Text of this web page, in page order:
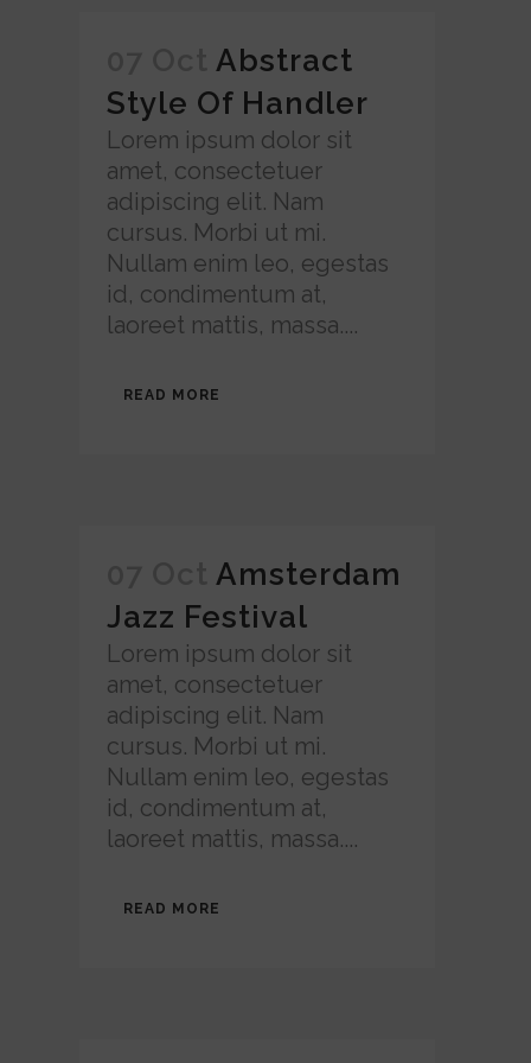
Abstract
Style Of Handler
Lorem ipsum dolor sit
amet, consectetuer
adipiscing elit. Nam
cursus. Morbi ut mi.
Nullam enim leo, egestas
id, condimentum at,
laoreet mattis, massa....
READ MORE
Amsterdam
Jazz Festival
Lorem ipsum dolor sit
amet, consectetuer
adipiscing elit. Nam
cursus. Morbi ut mi.
Nullam enim leo, egestas
id, condimentum at,
laoreet mattis, massa....
READ MORE